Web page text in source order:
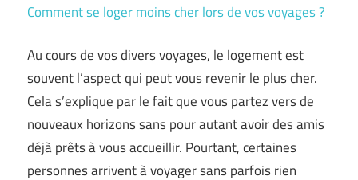
Comment se loger moins cher lors de vos voyages ?
Au cours de vos divers voyages, le logement est
souvent l’aspect qui peut vous revenir le plus cher.
Cela s’explique par le fait que vous partez vers de
nouveaux horizons sans pour autant avoir des amis
déjà prêts à vous accueillir. Pourtant, certaines
personnes arrivent à voyager sans parfois rien